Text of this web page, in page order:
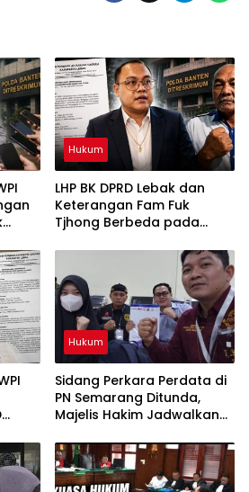
Hukum
LHP BK DPRD Lebak dan
Keterangan Fam Fuk
Tjhong Berbeda pada
Pembuktian Masih
Berlangsung di Polda
Banten ujar Revan FERADI
WPI
Uun
Hukum
Sidang Perkara Perdata di
PN Semarang Ditunda,
Majelis Hakim Jadwalkan
Tergugat